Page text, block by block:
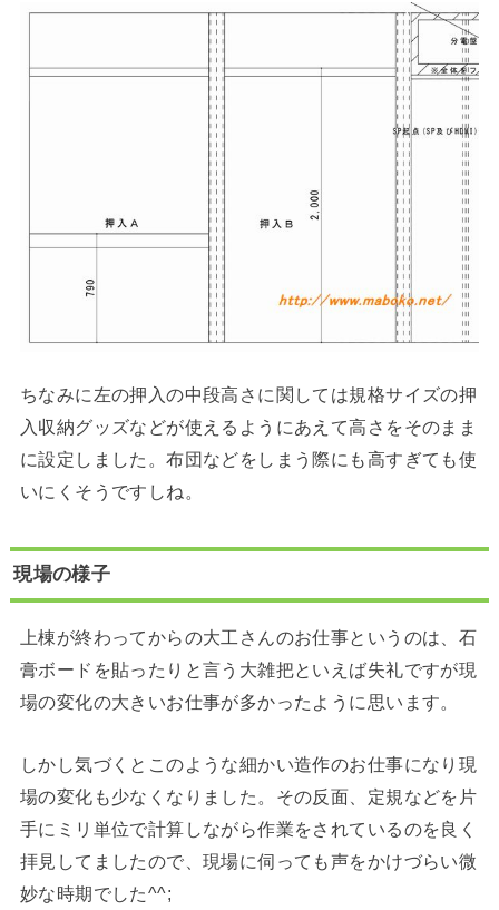
ちなみに左の押入の中段高さに関しては規格サイズの押
入収納グッズなどが使えるようにあえて高さをそのまま
に設定しました。布団などをしまう際にも高すぎても使
いにくそうですしね。
現場の様子
上棟が終わってからの大工さんのお仕事というのは、石
膏ボードを貼ったりと言う大雑把といえば失礼ですが現
場の変化の大きいお仕事が多かったように思います。
しかし気づくとこのような細かい造作のお仕事になり現
場の変化も少なくなりました。その反面、定規などを片
手にミリ単位で計算しながら作業をされているのを良く
拝見してましたので、現場に伺っても声をかけづらい微
妙な時期でした^^;